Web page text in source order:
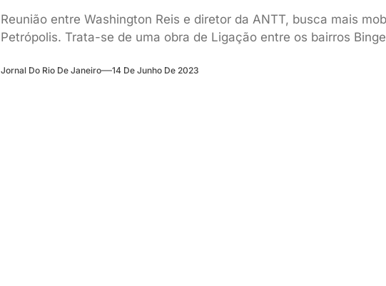
Reunião entre Washington Reis e diretor da ANTT, busca mais
Petrópolis. Trata-se de uma obra de Ligação entre os bairros
Jornal Do Rio De Janeiro 14 De Junho De 2023